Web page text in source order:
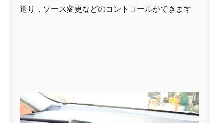
送り，ソース変更などのコントロールができます